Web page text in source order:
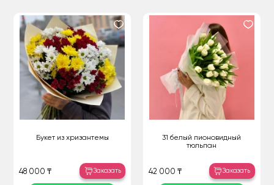
Букет из хризантемы
48 000 ₸ Заказать
31 белый пионовидный
тюльпан
42 000 ₸ Заказать